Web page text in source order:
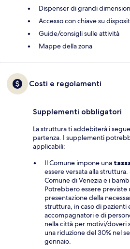
Dispenser di grandi
Accesso con chiave su
Guide/consigli sulle attività
Mappe della zona
Costi e regolamenti
Supplementi obbligatori
La struttura ti addebiterà i
partenza. I supplementi
applicabili:
Il Comune impone una
essere versata alla
Comune di Venezia e i
Potrebbero essere previste
presentazione della
struttura, in caso di pazienti
accompagnatori e di
nella città per motivi/doveri
una riduzione del 30% nel
gennaio.